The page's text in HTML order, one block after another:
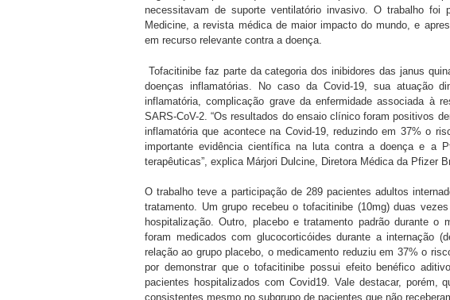
necessitavam de suporte ventilatório invasivo. O trabalho foi
Medicine, a revista médica de maior impacto do mundo, e
em recurso relevante contra a doença.
Tofacitinibe faz parte da categoria dos inibidores das janus
doenças inflamatórias. No caso da Covid-19, sua atuação
inflamatória, complicação grave da enfermidade associada à
SARS-CoV-2. “Os resultados do ensaio clínico foram positivos
inflamatória que acontece na Covid-19, reduzindo em 37% o
importante evidência científica na luta contra a doença e a
terapêuticas”, explica Márjori Dulcine, Diretora Médica da Pfizer
​O trabalho teve a participação de 289 pacientes adultos
tratamento. Um grupo recebeu o tofacitinibe (10mg) duas
hospitalização. Outro, placebo e tratamento padrão durante
foram medicados com glucocorticóides durante a internação
relação ao grupo placebo, o medicamento reduziu em 37% o
por demonstrar que o tofacitinibe possui efeito benéfico
pacientes hospitalizados com Covid19. Vale destacar, porém,
consistentes mesmo no subgrupo de pacientes que não